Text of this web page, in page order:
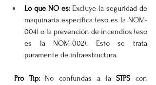
Lo que NO es: Excluye la seguridad de
maquinaria específica (eso es la NOM-
004) o la prevención de incendios (eso
es la NOM-002). Esto se trata
puramente de infraestructura.
Pro Tip: No confundas a la STPS